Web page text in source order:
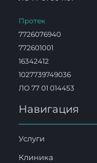
Протек
7726076940
772601001
16342412
1027739749036
ЛО 77 01 014453
Навигация
Услуги
Клиника